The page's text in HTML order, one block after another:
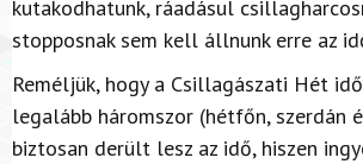
kutakodhatunk, ráadásul
stopposnak sem kell állnunk erre az
Reméljük, hogy a Csillagászati Hét
legalább háromszor (hétfőn, szerdán
biztosan derült lesz az idő, hiszen